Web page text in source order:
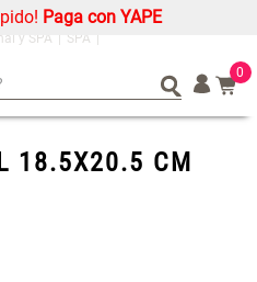
Paga con YAPE
0
y SPA
SPA
18.5X20.5 CM